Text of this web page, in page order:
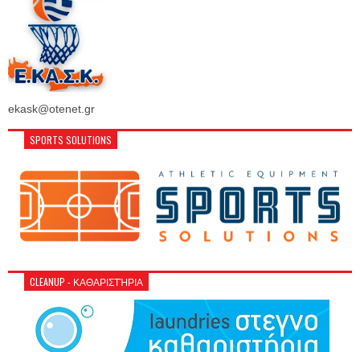
ekask@otenet.gr
SPORTS SOLUTIONS
CLEANUP - ΚΑΘΑΡΙΣΤΉΡΙΑ